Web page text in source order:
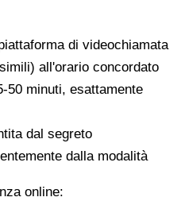
di videochiamata
all'orario concordato
50 minuti, esattamente
dal segreto
dalla modalità
online: